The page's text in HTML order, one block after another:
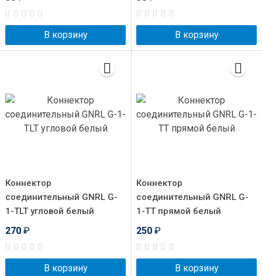
В корзину В корзину
Коннектор
соединительный GNRL G-
1-TLT угловой белый
270 ₽
В корзину
Коннектор
соединительный GNRL G-
1-TT прямой белый
250 ₽
В корзину